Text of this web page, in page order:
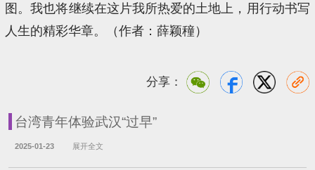
图。我也将继续在这片我所热爱的土地上，用行动书写
人生的精彩华章。（作者：薛颖穜）
分享：
台湾青年体验武汉“过早”
2025-01-23 展开全文